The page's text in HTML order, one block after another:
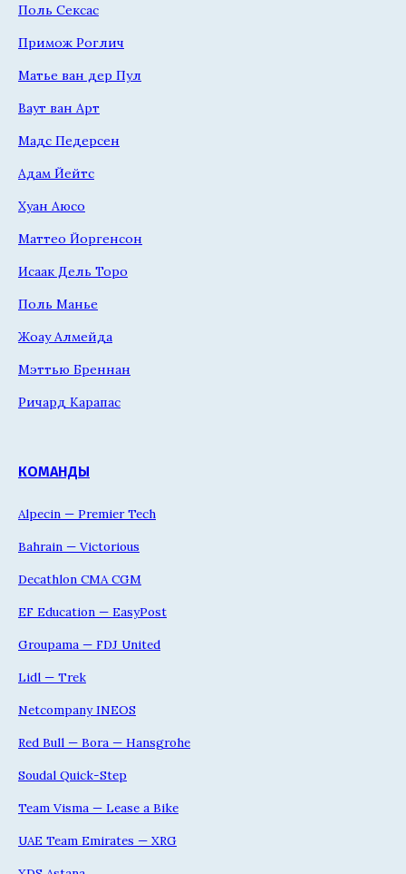
Поль Сексас
Примож Роглич
Матье ван дер Пул
Ваут ван Арт
Мадс Педерсен
Адам Йейтс
Хуан Аюсо
Маттео Йоргенсон
Исаак Дель Торо
Поль Манье
Жоау Алмейда
Мэттью Бреннан
Ричард Карапас
КОМАНДЫ
Alpecin — Premier Tech
Bahrain — Victorious
Decathlon CMA CGM
EF Education — EasyPost
Groupama — FDJ United
Lidl — Trek
Netcompany INEOS
Red Bull — Bora — Hansgrohe
Soudal Quick-Step
Team Visma — Lease a Bike
UAE Team Emirates — XRG